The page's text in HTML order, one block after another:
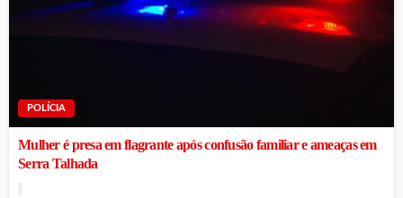
POLÍCIA
Mulher é presa em flagrante após confusão familiar e ameaças em
Serra Talhada